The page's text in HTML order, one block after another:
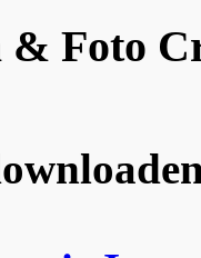
& Foto